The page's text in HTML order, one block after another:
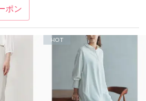
ポン
HOT